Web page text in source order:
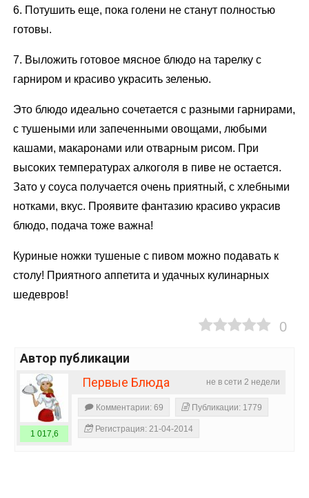
6. Потушить еще, пока голени не станут полностью
готовы.
7. Выложить готовое мясное блюдо на тарелку с
гарниром и красиво украсить зеленью.
Это блюдо идеально сочетается с разными гарнирами,
с тушеными или запеченными овощами, любыми
кашами, макаронами или отварным рисом. При
высоких температурах алкоголя в пиве не остается.
Зато у соуса получается очень приятный, с хлебными
нотками, вкус. Проявите фантазию красиво украсив
блюдо, подача тоже важна!
Куриные ножки тушеные с пивом можно подавать к
столу! Приятного аппетита и удачных кулинарных
шедевров!
0
Автор публикации
не в сети 2 недели
Первые Блюда
1 017,6
Комментарии: 69 Публикации: 1779
Регистрация: 21-04-2014